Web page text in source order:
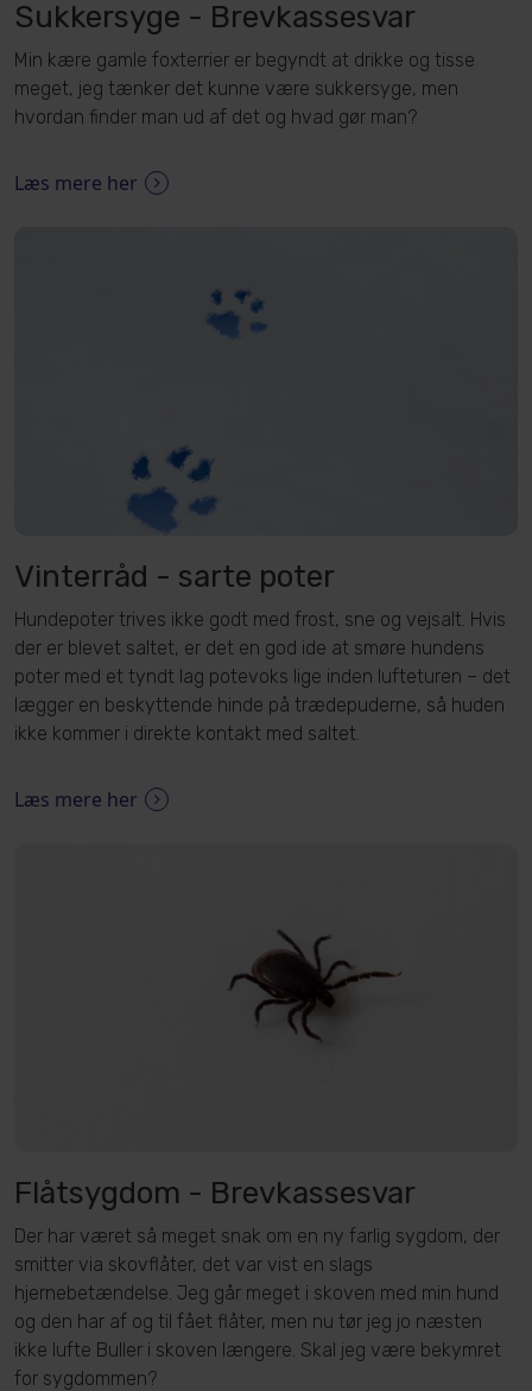
Sukkersyge - Brevkassesvar
Min kære gamle foxterrier er begyndt at drikke og tisse
meget, jeg tænker det kunne være sukkersyge, men
hvordan finder man ud af det og hvad gør man?
Læs mere her
Vinterråd - sarte poter
Hundepoter trives ikke godt med frost, sne og vejsalt. Hvis
der er blevet saltet, er det en god ide at smøre hundens
poter med et tyndt lag potevoks lige inden lufteturen – det
lægger en beskyttende hinde på trædepuderne, så huden
ikke kommer i direkte kontakt med saltet.
Læs mere her
Flåtsygdom - Brevkassesvar
Der har været så meget snak om en ny farlig sygdom, der
smitter via skovflåter, det var vist en slags
hjernebetændelse. Jeg går meget i skoven med min hund
og den har af og til fået flåter, men nu tør jeg jo næsten
ikke lufte Buller i skoven længere. Skal jeg være bekymret
for sygdommen?